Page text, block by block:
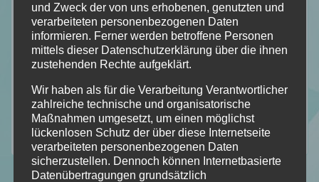
Einblick in meine Art
Gedankengänge
Literatur Orakel
Mit Humor genommen
Neuzugänge
Rezension
Top Ten Thursday
und Zweck der von uns erhobenen, genutzten und
verarbeiteten personenbezogenen Daten
informieren. Ferner werden betroffene Personen
mittels dieser Datenschutzerklärung über die ihnen
zustehenden Rechte aufgeklärt.
Wir haben als für die Verarbeitung Verantwortlicher
zahlreiche technische und organisatorische
Maßnahmen umgesetzt, um einen möglichst
lückenlosen Schutz der über diese Internetseite
verarbeiteten personenbezogenen Daten
sicherzustellen. Dennoch können Internetbasierte
Datenübertragungen grundsätzlich